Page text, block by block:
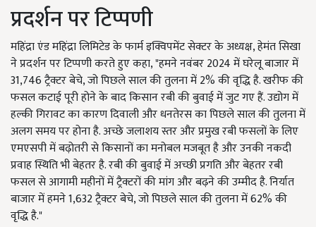
प्रदर्शन पर टिप्पणी
महिंद्रा एंड महिंद्रा लिमिटेड के फार्म इक्विपमेंट सेक्टर के अध्यक्ष, हेमंत सिखा
ने प्रदर्शन पर टिप्पणी करते हुए कहा, "हमने नवंबर 2024 में घरेलू बाजार में
31,746 ट्रैक्टर बेचे, जो पिछले साल की तुलना में 2% की वृद्धि है. खरीफ की
फसल कटाई पूरी होने के बाद किसान रबी की बुवाई में जुट गए हैं. उद्योग में
हल्की गिरावट का कारण दिवाली और धनतेरस का पिछले साल की तुलना में
अलग समय पर होना है. अच्छे जलाशय स्तर और प्रमुख रबी फसलों के लिए
एमएसपी में बढ़ोतरी से किसानों का मनोबल मजबूत है और उनकी नकदी
प्रवाह स्थिति भी बेहतर है. रबी की बुवाई में अच्छी प्रगति और बेहतर रबी
फसल से आगामी महीनों में ट्रैक्टरों की मांग और बढ़ने की उम्मीद है. निर्यात
बाजार में हमने 1,632 ट्रैक्टर बेचे, जो पिछले साल की तुलना में 62% की
वृद्धि है."